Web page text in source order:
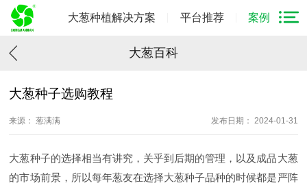
大葱种植解决方案 平台推荐 案例
大葱百科
大葱种子选购教程
来源： 葱满满 发布日期： 2024-01-31
大葱种子的选择相当有讲究，关乎到后期的管理，以及成品大葱
的市场前景，所以每年葱友在选择大葱种子品种的时候都是严阵